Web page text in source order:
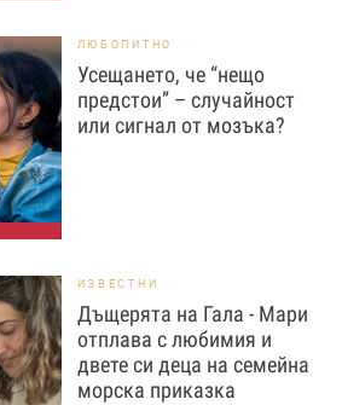
ЛЮБОПИТНО
Усещането, че “нещо
предстои” – случайност
или сигнал от мозъка?
ИЗВЕСТНИ
Дъщерята на Гала - Мари
отплава с любимия и
двете си деца на семейна
морска приказка